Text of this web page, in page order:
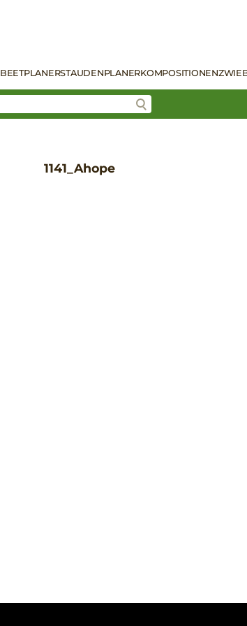
BEETPLANERSTAUDENPLANERKOMPOSITIONEN
1141_Ahope